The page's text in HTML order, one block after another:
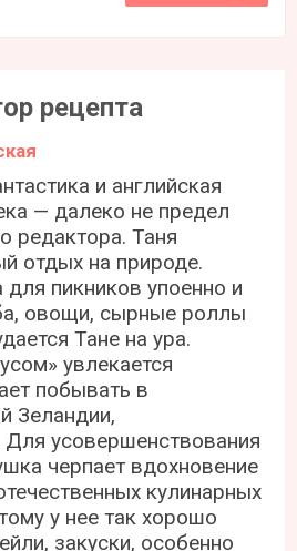
рецепта
и английская
— далеко не предел
редактора. Таня
отдых на природе.
пикников упоенно и
овощи, сырные роллы
Тане на ура.
увлекается
побывать в
Зеландии,
Для усовершенствования
черпает вдохновение
кулинарных
у нее так хорошо
закуски, особенно